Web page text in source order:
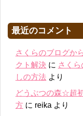
最近のコメント
さくらのブログか
クト解決 に さく
しの方法 より
どうぶつの森☆超
方 に reika より